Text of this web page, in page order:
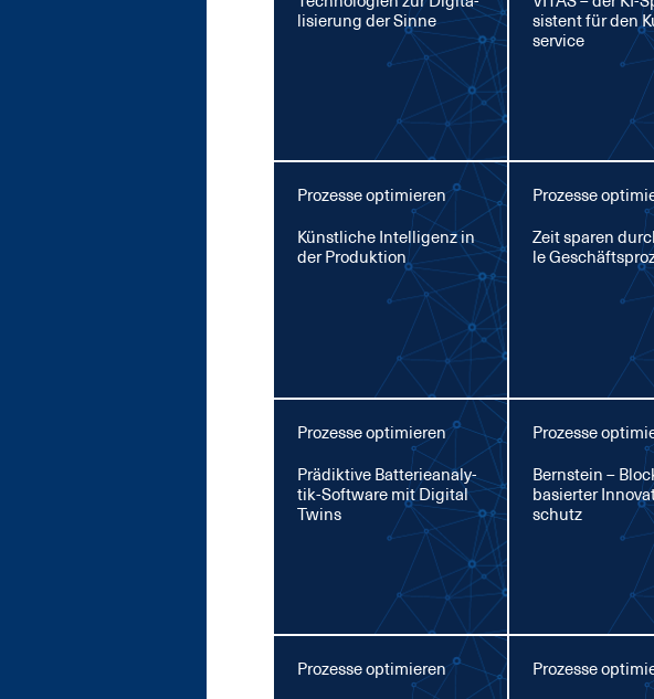
li­sie­rung der Sin­ne
sis­tent für den
ser­vice
Prozesse optimieren
Künst­li­che In­tel­li­genz in
der Pro­duk­ti­on
Prozesse
Zeit spa­ren
le
Prozesse optimieren
Prä­dik­ti­ve Bat­te­rie­ana­ly­
tik-Soft­ware mit Di­gi­tal
Twins
Prozesse
Bern­stein –
ba­sier­ter
schutz
Prozesse optimieren
Prozesse